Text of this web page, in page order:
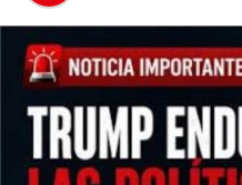
Enfoque Now es una
informar a la comunidad
que suceden a nivel local e